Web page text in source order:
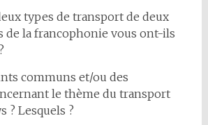
types de transport de deux
de la francophonie vous ont-ils
communs et/ou des
le thème du transport
? Lesquels ?